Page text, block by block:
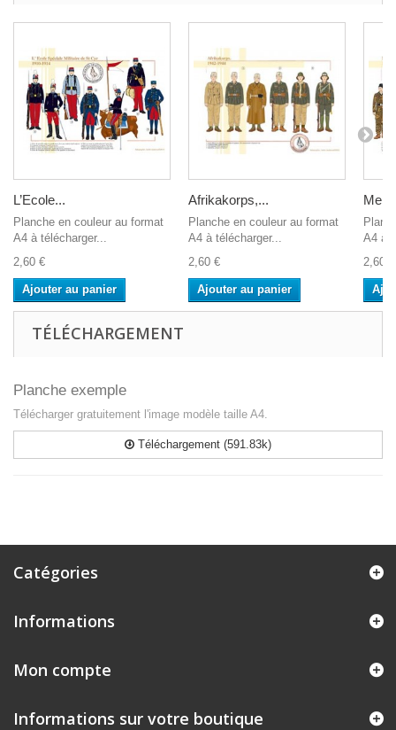
L’Ecole...
Planche en couleur au format
A4 à télécharger...
2,60 €
Ajouter au panier
Afrikakorps,...
Planche en couleur au format
A4 à télécharger...
2,60 €
Ajouter au panier
A4 à
2,60 €
TÉLÉCHARGEMENT
Planche exemple
Télécharger gratuitement l'image modèle taille A4.
Téléchargement (591.83k)
Catégories
Informations
Mon compte
Informations sur votre boutique